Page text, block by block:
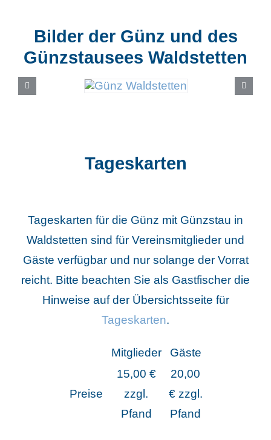
Bilder der Günz und des
Günzstausees Waldstetten
Tageskarten
Tageskarten für die Günz mit Günzstau in
Waldstetten sind für Vereinsmitglieder und
Gäste verfügbar und nur solange der Vorrat
reicht. Bitte beachten Sie als Gastfischer die
Hinweise auf der Übersichtsseite für
Tageskarten.
Mitglieder Gäste
Preise
15,00 €
zzgl.
Pfand
20,00
€ zzgl.
Pfand